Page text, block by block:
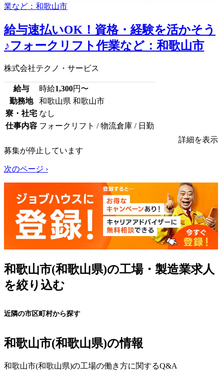
給与速払いOK！資格・経験を活かそう
♪フォークリフト作業など：和歌山市
株式会社テクノ・サービス
給与 時給1,300円〜
勤務地
和歌山県 和歌山市
寮・社宅 なし
仕事内容 フォークリフト / 物流倉庫 / 日勤
詳細を表示
募集が停止しています
次のページ ›
和歌山市(和歌山県)の工場・製造業求人
を絞り込む
近隣の市区町村から探す
和歌山市(和歌山県)の情報
和歌山市(和歌山県)の工場の働き方に関するQ&A